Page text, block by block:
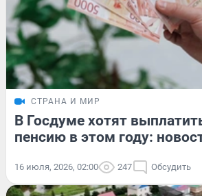
СТРАНА И МИР
В Госдуме хотят
пенсию в этом году:
16 июля, 2026, 02:00 247 Обсудить